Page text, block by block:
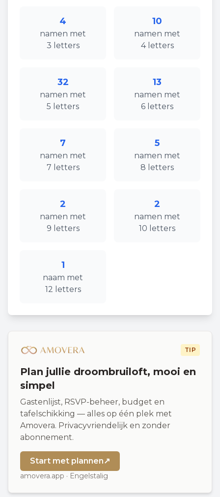
4
namen met
3 letters
10
namen met
4letters
32
namen met
5 letters
13
namen met
6 letters
7
namen met
7 letters
5
namen met
8 letters
2
namen met
9 letters
2
namen met
10 letters
1
naam met
12 letters
TIP
Plan jullie droombruiloft, mooi en
simpel
Gastenlijst, RSVP-beheer, budget en
tafelschikking — alles op één plek met
Amovera. Privacyvriendelijk en zonder
abonnement.
Start met plannen↗
amovera.app · Engelstalig